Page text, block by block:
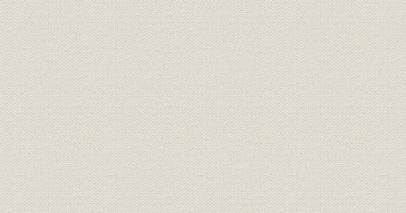
2. 占領下、連合国による王子製紙の解体
図序-1 王子工場周辺図(1883年頃)
表序-1 開業当時の日本国内の抄紙設備能力
図序-2 気田・中部両工場周辺図(「王子製紙気田工場おぼえ書」より)
表序-2 中部工場主要設備・施設
表序-3 当社が建設した水力発電所一覧